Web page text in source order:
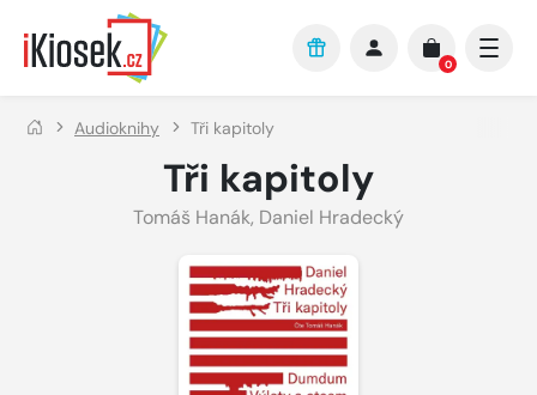
Přejít na hlavní obsah
0
Audioknihy Tři kapitoly
Tři kapitoly
Tomáš Hanák, Daniel Hradecký